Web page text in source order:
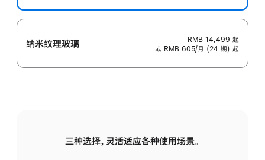
纳米纹理玻璃 RMB 14,499 起
或 RMB 605/月 (24 期) 起
三种选择，灵活适应各种使用场景。